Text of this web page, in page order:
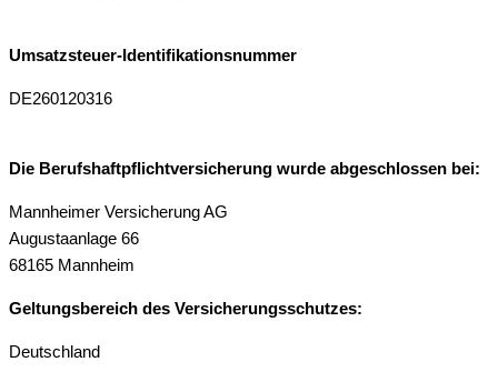
Umsatzsteuer-Identifikationsnummer
DE260120316
Die Berufshaftpflichtversicherung wurde abgeschlossen bei:
Mannheimer Versicherung AG
Augustaanlage 66
68165 Mannheim
Geltungsbereich des Versicherungsschutzes:
Deutschland